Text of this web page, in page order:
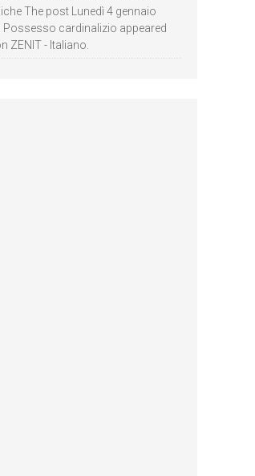
The post Lunedì 4 gennaio
Possesso cardinalizio appeared
ZENIT - Italiano.